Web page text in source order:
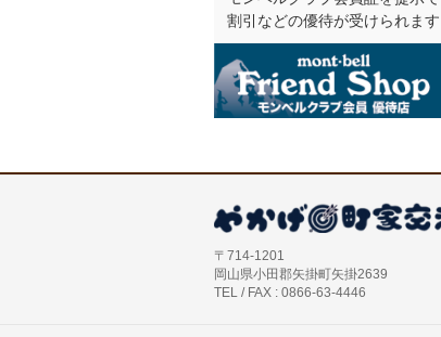
割引などの優待が受けられます
〒714-1201
岡山県小田郡矢掛町矢掛2639
TEL / FAX : 0866-63-4446